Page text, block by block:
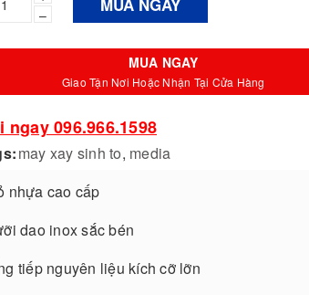
–
MUA NGAY
Giao Tận Nơi Hoặc Nhận Tại Cửa Hàng
ngay 096.966.1598
may xay sinh to, media
nhựa cao cấp
dao inox sắc bén
tiếp nguyên liệu kích cỡ lỡn